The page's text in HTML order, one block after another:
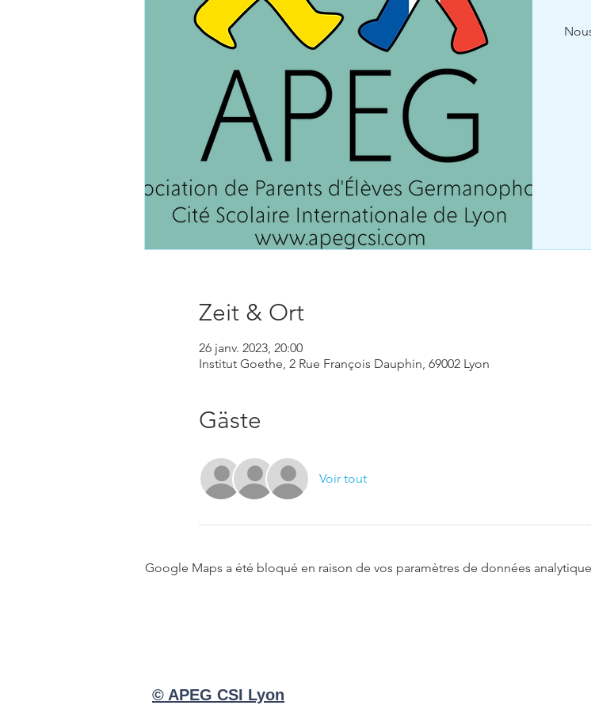
Zeit & Ort
26 janv. 2023, 20:00
Institut Goethe, 2 Rue François Dauphin, 69002 Lyon
Gäste
Voir tout
Google Maps a été bloqué en raison de vos paramètres de données
© APEG CSI Lyon